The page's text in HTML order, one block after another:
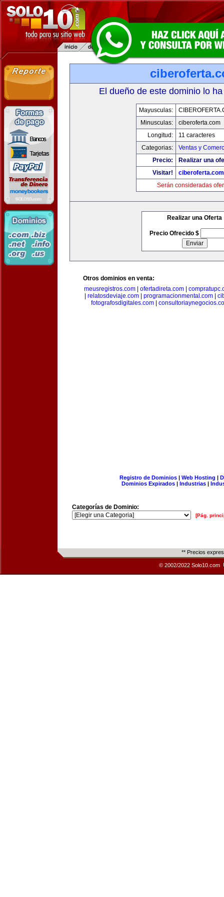
El dueño de este dominio lo
Mayusculas:
Minusculas:
ciberoferta.com
Longitud:
11 caracteres
Categorias:
Ventas y
Precio:
Realizar una
Visitar!
ciberoferta.com
Serán consideradas
Realizar una Oferta
Precio Ofrecido $
Otros dominios en venta:
meusregistros.com| ofertadireta.com|
relatosdeviaje.com| programacionmental.com|
fotografosdigitales.com
Registro de Dominios| Web Hosting |
Dominios Expirados | Industrias |
Categorías de Dominio:
[Pág.
** Precios
© 2002/2022 Solo10.com